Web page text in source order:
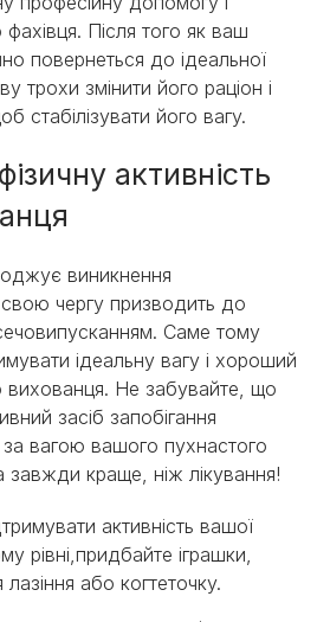
Після того як ваш
повернеться до ідеальної
трохи змінити його раціон і
стабілізувати його вагу.
активність
виникнення
чергу призводить до
Саме тому
ідеальну вагу і хороший
вихованця. Не забувайте, що
засіб запобігання
вагою вашого пухнастого
завжди краще, ніж лікування!
активність вашої
рівні,придбайте іграшки,
або когтеточку.